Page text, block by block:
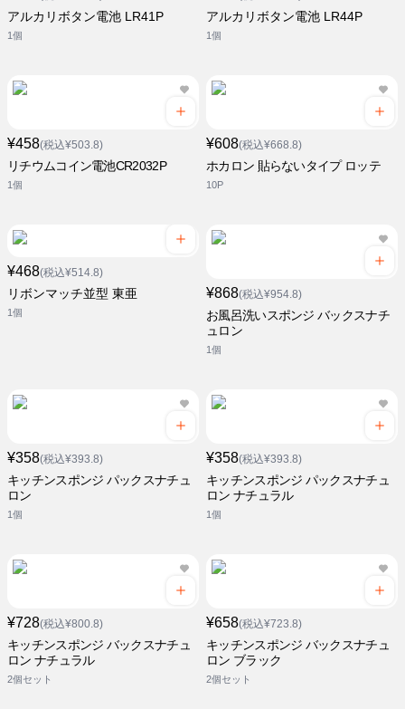
アルカリボタン電池 LR41P
1個
アルカリボタン電池 LR44P
1個
¥458(税込¥503.8)
リチウムコイン電池CR2032P
1個
¥608(税込¥668.8)
ホカロン 貼らないタイプ ロッテ
10P
¥468(税込¥514.8)
リボンマッチ並型 東亜
1個
¥868(税込¥954.8)
お風呂洗いスポンジ バックスナチ
ュロン
1個
¥358(税込¥393.8)
キッチンスポンジ パックスナチュ
ロン
1個
¥358(税込¥393.8)
キッチンスポンジ パックスナチュ
ロン ナチュラル
1個
¥728(税込¥800.8)
キッチンスポンジ バックスナチュ
ロン ナチュラル
2個セット
¥658(税込¥723.8)
キッチンスポンジ バックスナチュ
ロン ブラック
2個セット